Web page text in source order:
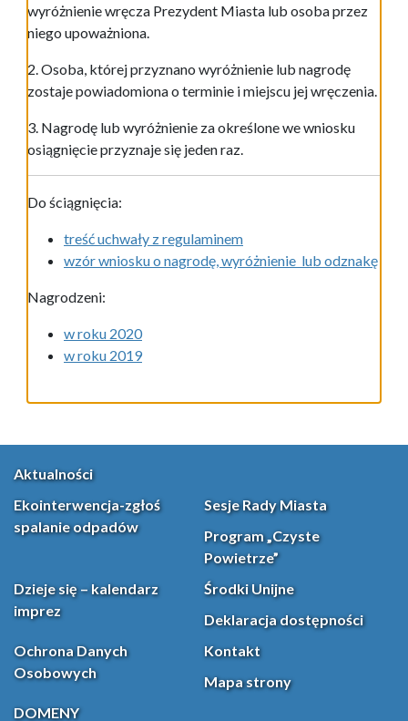
wyróżnienie wręcza Prezydent Miasta lub osoba przez
niego upoważniona.
2. Osoba, której przyznano wyróżnienie lub nagrodę
zostaje powiadomiona o terminie i miejscu jej wręczenia.
3. Nagrodę lub wyróżnienie za określone we wniosku
osiągnięcie przyznaje się jeden raz.
Do ściągnięcia:
treść uchwały z regulaminem
wzór wniosku o nagrodę, wyróżnienie lub odznakę
Nagrodzeni:
w roku 2020
w roku 2019
Aktualności
Ekointerwencja-zgłoś
spalanie odpadów
Sesje Rady Miasta
Program „Czyste
Powietrze”
Dzieje się – kalendarz
imprez
Środki Unijne
Deklaracja dostępności
Ochrona Danych
Osobowych
Kontakt
Mapa strony
DOMENY